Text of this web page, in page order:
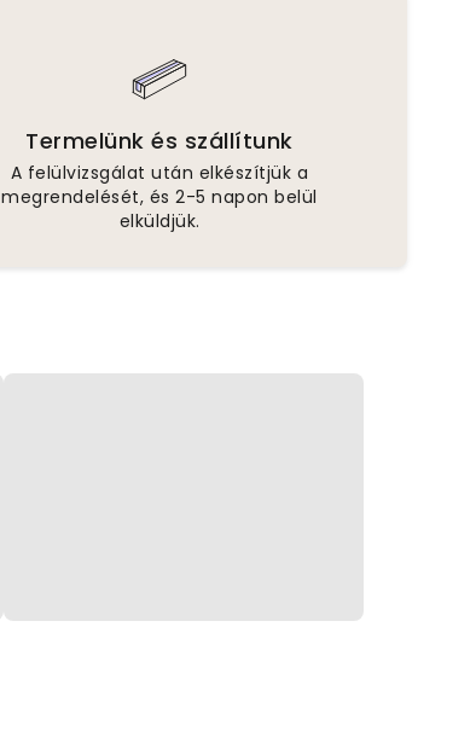
Termelünk és szállítunk
A felülvizsgálat után elkészítjük a
megrendelését, és 2-5 napon belül
elküldjük.